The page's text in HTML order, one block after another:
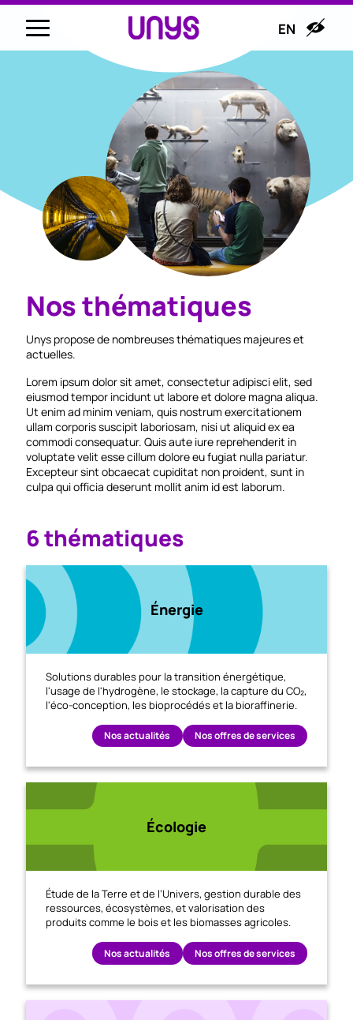
EN
Nos thématiques
Unys propose de nombreuses thématiques majeures et
actuelles.
Lorem ipsum dolor sit amet, consectetur adipisci elit, sed
eiusmod tempor incidunt ut labore et dolore magna aliqua.
Ut enim ad minim veniam, quis nostrum exercitationem
ullam corporis suscipit laboriosam, nisi ut aliquid ex ea
commodi consequatur. Quis aute iure reprehenderit in
voluptate velit esse cillum dolore eu fugiat nulla pariatur.
Excepteur sint obcaecat cupiditat non proident, sunt in
culpa qui officia deserunt mollit anim id est laborum.
6 thématiques
Énergie
Solutions durables pour la transition énergétique,
l'usage de l'hydrogène, le stockage, la capture du CO₂,
l'éco-conception, les bioprocédés et la bioraffinerie.
Nos actualités Nos offres de services
Écologie
Étude de la Terre et de l’Univers, gestion durable des
ressources, écosystèmes, et valorisation des
produits comme le bois et les biomasses agricoles.
Nos actualités Nos offres de services